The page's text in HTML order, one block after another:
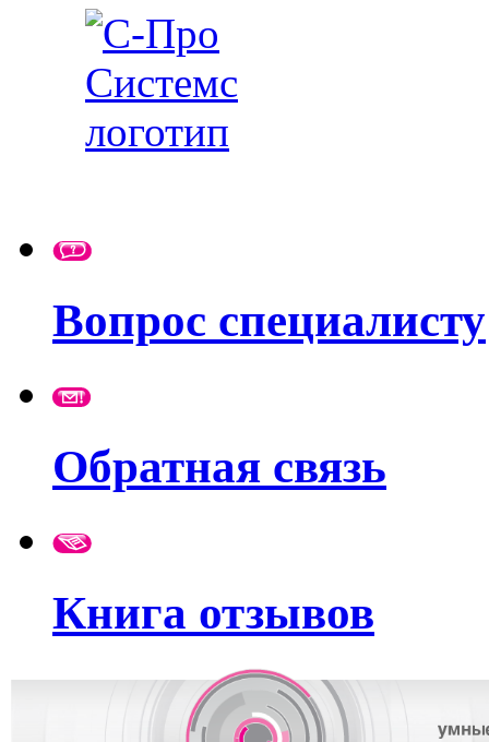
Вопрос специалисту
Обратная связь
Книга отзывов